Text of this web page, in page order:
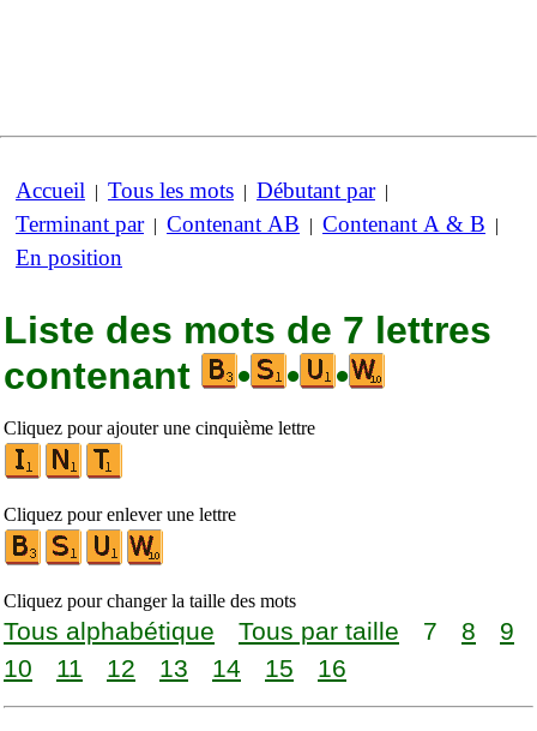
Accueil | Tous les mots | Débutant par|
Terminant par| Contenant AB | Contenant A & B |
En position
Liste des mots de 7 lettres
contenant
• • •
Cliquez pour ajouter une cinquième lettre
Cliquez pour enlever une lettre
Cliquez pour changer la taille des mots
Tous alphabétique Tous par taille 7 8
9
10
11 12 13 14 15 16